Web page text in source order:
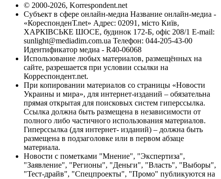
© 2000-2026, Korrespondent.net
Субъект в сфере онлайн-медиа Название онлайн-медиа -
«КореспонденТ.net» Адрес: 02091, місто Київ,
ХАРКІВСЬКЕ ШОСЕ, будинок 172-Б, офіс 208/1 E-mail:
sunlight@mediadim.com.ua Телефон: 044-205-43-00
Идентификатор медиа - R40-06068
Использование любых материалов, размещённых на
сайте, разрешается при условии ссылки на
Корреспондент.net.
При копировании материалов со страницы «Новости
Украины и мира», для интернет-изданий – обязательна
прямая открытая для поисковых систем гиперссылка.
Ссылка должна быть размещена в независимости от
полного либо частичного использования материалов.
Гиперссылка (для интернет- изданий) – должна быть
размещена в подзаголовке или в первом абзаце
материала.
Новости с пометками "Мнение", "Экспертиза",
"Заявление", "Регионы", "Деньги", "Власть", "Выборы",
"Тест-драйв", "Спецпроекты", "Промо" публикуются на